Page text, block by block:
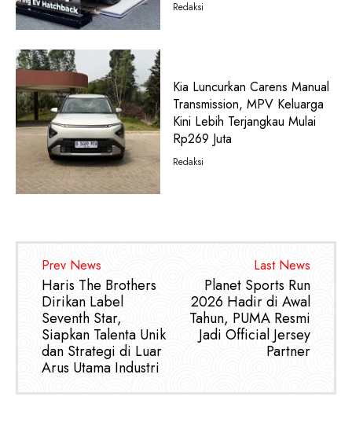
Redaksi
Kia Luncurkan Carens Manual
Transmission, MPV Keluarga
Kini Lebih Terjangkau Mulai
Rp269 Juta
Redaksi
Prev News
Haris The Brothers
Dirikan Label
Seventh Star,
Siapkan Talenta Unik
dan Strategi di Luar
Arus Utama Industri
Last News
Planet Sports Run
2026 Hadir di Awal
Tahun, PUMA Resmi
Jadi Official Jersey
Partner